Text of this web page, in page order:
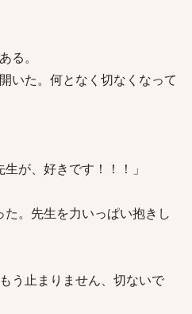
る。
いた。何となく切なくなって
生が、好きです！！！」
。先生を力いっぱい抱きし
う止まりません、切ないで